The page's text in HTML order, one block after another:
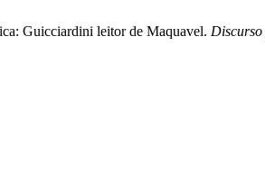
Guicciardini leitor de Maquavel.